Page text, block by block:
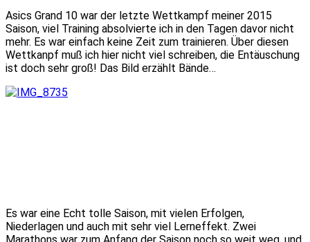
Asics Grand 10 war der letzte Wettkampf meiner 2015
Saison, viel Training absolvierte ich in den Tagen davor nicht
mehr. Es war einfach keine Zeit zum trainieren. Über diesen
Wettkanpf muß ich hier nicht viel schreiben, die Entäuschung
ist doch sehr groß! Das Bild erzählt Bände…
Es war eine Echt tolle Saison, mit vielen Erfolgen,
Niederlagen und auch mit sehr viel Lerneffekt. Zwei